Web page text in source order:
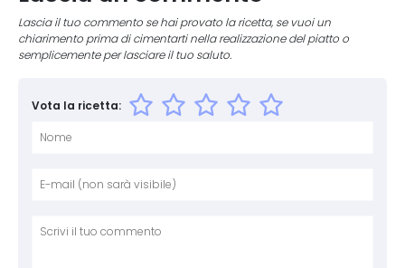
Lascia il tuo commento se hai provato la ricetta, se vuoi un
chiarimento prima di cimentarti nella realizzazione del piatto o
semplicemente per lasciare il tuo saluto.
Vota la ricetta: